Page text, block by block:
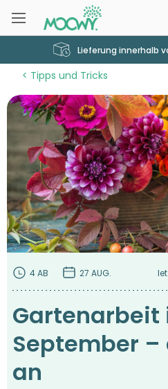
Lieferung innerhalb
Tipps und Tricks
4 AB 27 AUG.
Gartenarbeit
September
an